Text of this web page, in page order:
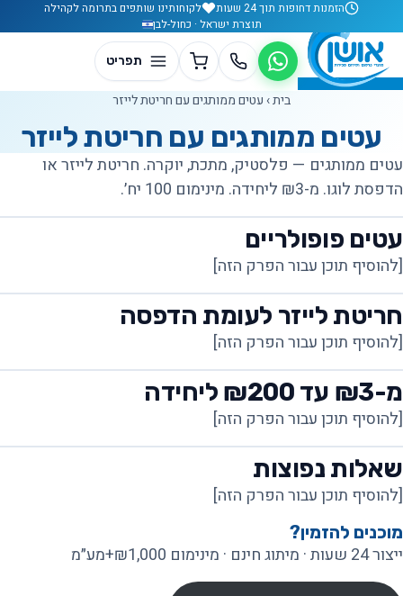
דלג לתוכןהזמנות דחופות תוך 24 שעות
לקוחותינו שותפים בתרומה לקהילה
תוצרת ישראל · כחול-לבן
בית› עטים ממותגים עם חריטת לייזר
עטים ממותגים עם חריטת לייזר
עטים ממותגים — פלסטיק, מתכת, יוקרה. חריטת לייזר או
הדפסת לוגו. מ-₪3 ליחידה. מינימום 100 יח׳.
עטים פופולריים
[להוסיף תוכן עבור הפרק הזה]
חריטת לייזר לעומת הדפסה
[להוסיף תוכן עבור הפרק הזה]
מ-₪3 עד ₪200 ליחידה
[להוסיף תוכן עבור הפרק הזה]
שאלות נפוצות
[להוסיף תוכן עבור הפרק הזה]
מוכנים להזמין?
ייצור 24 שעות · מיתוג חינם · מינימום ₪1,000+מע״מ